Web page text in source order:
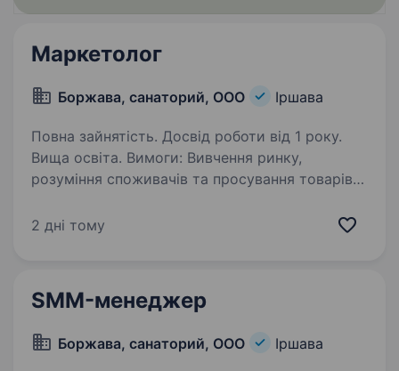
Маркетолог
Боржава, санаторий, ООО Іршава
Повна зайнятість. Досвід роботи від 1 року.
Вища освіта. Вимоги: Вивчення ринку,
розуміння споживачів та просування товарів
зробити так, щоб продукт відповідав
2 дні тому
SMM-менеджер
Боржава, санаторий, ООО Іршава